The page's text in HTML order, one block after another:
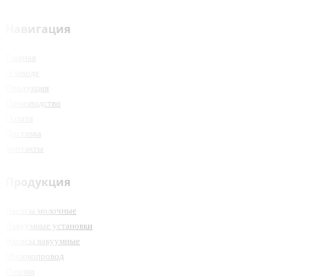
Навигация
Главная
О заводе
Продукция
Производство
Доставка
Контакты
Продукция
Насосы молочные
Вакуумные установки
Насосы вакуумные
Молокопровод